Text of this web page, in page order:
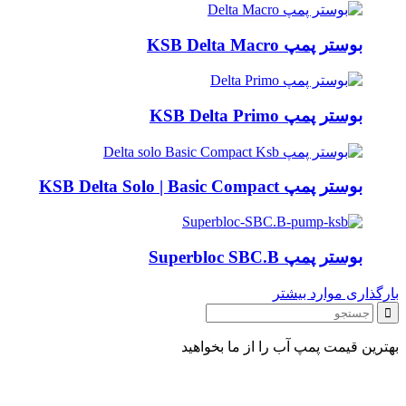
بوستر پمپ KSB Delta Macro
بوستر پمپ KSB Delta Primo
بوستر پمپ KSB Delta Solo | Basic Compact
بوستر پمپ Superbloc SBC.B
بارگذاری موارد بیشتر
بهترین قیمت پمپ آب را از ما بخواهید